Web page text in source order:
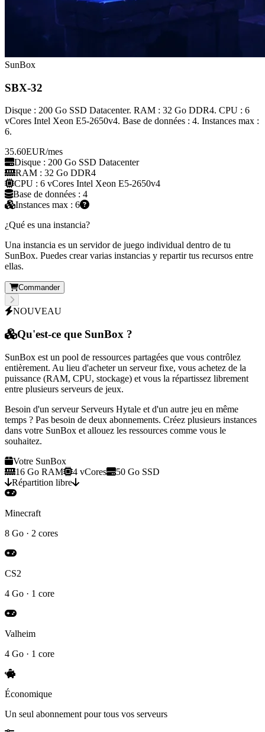
SunBox
SBX-32
Disque : 200 Go SSD Datacenter. RAM : 32 Go DDR4. CPU : 6
vCores Intel Xeon E5-2650v4. Base de données : 4. Instances max :
6.
35.60EUR/mes
Disque : 200 Go SSD Datacenter
RAM : 32 Go DDR4
CPU : 6 vCores Intel Xeon E5-2650v4
Base de données : 4
Instances max : 6
¿Qué es una instancia?
Una instancia es un servidor de juego individual dentro de tu
SunBox. Puedes crear varias instancias y repartir tus recursos entre
ellas.
Commander
NOUVEAU
Qu'est-ce que SunBox ?
SunBox est un pool de ressources partagées que vous contrôlez
entièrement. Au lieu d'acheter un serveur fixe, vous achetez de la
puissance (RAM, CPU, stockage) et vous la répartissez librement
entre plusieurs serveurs de jeux.
Besoin d'un serveur Serveurs Hytale et d'un autre jeu en même
temps ? Pas besoin de deux abonnements. Créez plusieurs instances
dans votre SunBox et allouez les ressources comme vous le
souhaitez.
Votre SunBox
16 Go RAM
4 vCores
50 Go SSD
Répartition libre
Minecraft
8 Go · 2 cores
CS2
4 Go · 1 core
Valheim
4 Go · 1 core
Économique
Un seul abonnement pour tous vos serveurs